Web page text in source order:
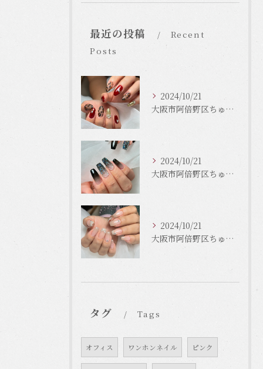
最近の投稿
Recent
Posts
2024/10/21
大阪市阿倍野区ちゅるんネイルはLinonail
2024/10/21
大阪市阿倍野区ちゅるんネイルはLinonail
2024/10/21
大阪市阿倍野区ちゅるんネイルはLinonail
タグ Tags
オフィス ワンホンネイル ピンク